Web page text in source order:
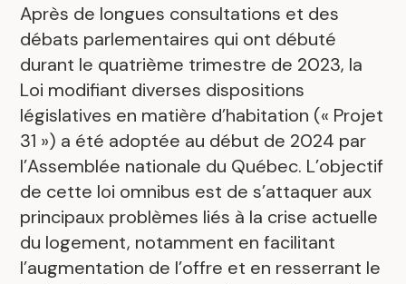
Après de longues consultations et des
débats parlementaires qui ont débuté
durant le quatrième trimestre de 2023, la
Loi modifiant diverses dispositions
législatives en matière d’habitation (« Projet
31 ») a été adoptée au début de 2024 par
l’Assemblée nationale du Québec. L’objectif
de cette loi omnibus est de s’attaquer aux
principaux problèmes liés à la crise actuelle
du logement, notamment en facilitant
l’augmentation de l’offre et en resserrant le